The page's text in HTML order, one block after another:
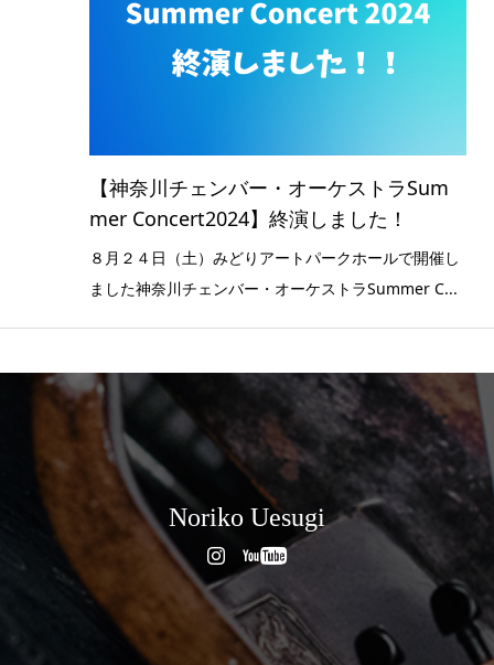
【神奈川チェンバー・オーケストラSum
mer Concert2024】終演しました！
８月２４日（土）みどりアートパークホールで開催し
ました神奈川チェンバー・オーケストラSummer C...
Noriko Uesugi